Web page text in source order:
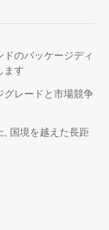
のパッケージディ
ます
グレードと市場競争
, 国境を越えた長距